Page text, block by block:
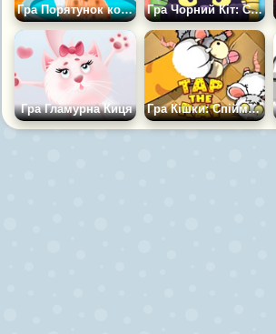
Гра Порятунок кошеняти Маленької Принцеси Гра Чорний Кіт: Складаний POP
Гра Гламурна Киця Гра Кішки: Спіймай щура